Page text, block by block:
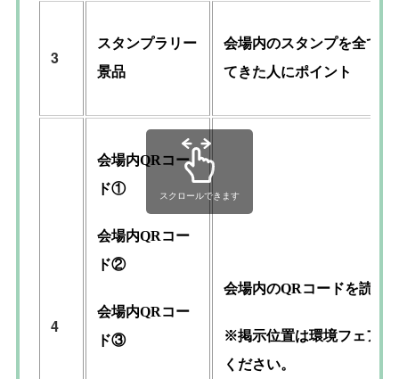
3
スタンプラリー
景品
会場内のスタンプを全て
てきた人にポイント
4
会場内QRコー
ド①
会場内QRコー
ド②
会場内QRコー
ド③
会場内のQRコードを読み
※掲示位置は環境フェアの
ください。
スクロールできます